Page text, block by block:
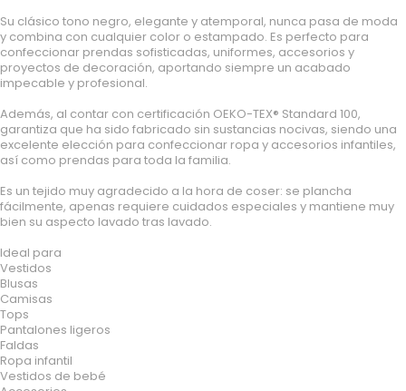
Su clásico tono negro, elegante y atemporal, nunca pasa de moda
y combina con cualquier color o estampado. Es perfecto para
confeccionar prendas sofisticadas, uniformes, accesorios y
proyectos de decoración, aportando siempre un acabado
impecable y profesional.
Además, al contar con certificación OEKO-TEX® Standard 100,
garantiza que ha sido fabricado sin sustancias nocivas, siendo una
excelente elección para confeccionar ropa y accesorios infantiles,
así como prendas para toda la familia.
Es un tejido muy agradecido a la hora de coser: se plancha
fácilmente, apenas requiere cuidados especiales y mantiene muy
bien su aspecto lavado tras lavado.
Ideal para
Vestidos
Blusas
Camisas
Tops
Pantalones ligeros
Faldas
Ropa infantil
Vestidos de bebé